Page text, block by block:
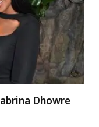
Dhowre